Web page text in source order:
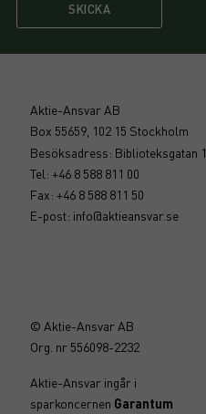
SKICKA
Aktie-Ansvar AB
Box 55659, 102 15 Stockholm
Besöksadress: Biblioteksgatan 1
Tel: +46 8 588 811 00
Fax: +46 8 588 811 50
E-post: info@aktieansvar.se
© Aktie-Ansvar AB
Org. nr 556098-2232
Aktie-Ansvar ingår i
sparkoncernen Garantum